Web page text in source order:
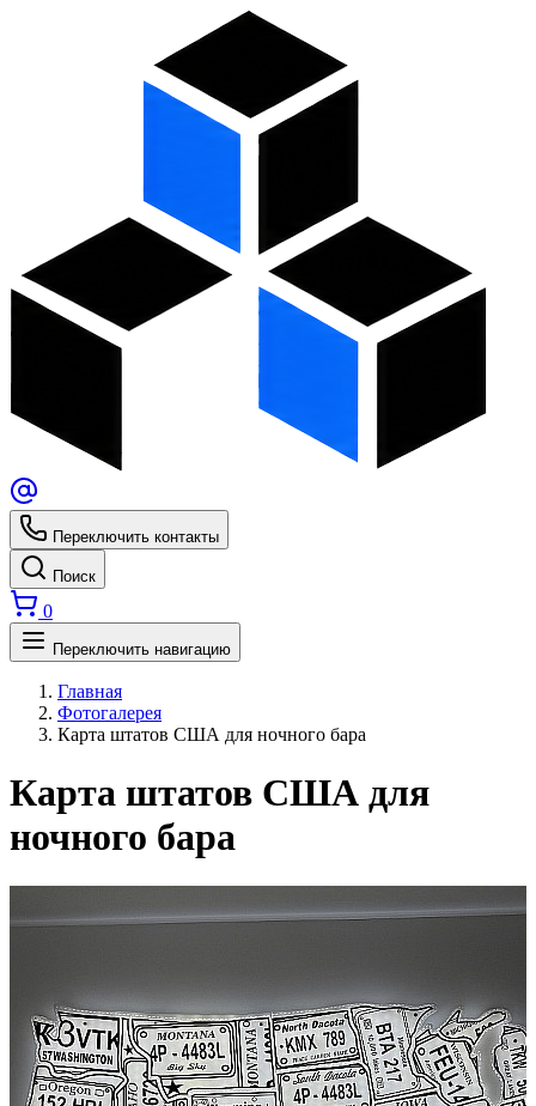
Переключить контакты
Поиск
0
Переключить навигацию
Главная
Фотогалерея
Карта штатов США для ночного бара
Карта штатов США для
ночного бара